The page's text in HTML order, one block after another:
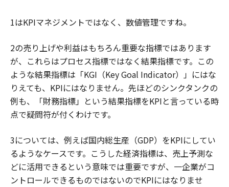
1はKPIマネジメントではなく、数値管理ですね。
2の売り上げや利益はもちろん重要な指標ではあります
が、これらはプロセス指標ではなく結果指標です。この
ような結果指標は「KGI（Key Goal Indicator）」にはな
りえても、KPIにはなりません。先ほどのシンクタンクの
例も、「財務指標」という結果指標をKPIと言っている時
点で疑問符が付くわけです。
3については、例えば国内総生産（GDP）をKPIにしてい
るようなケースです。こうした経済指標は、売上予測な
どに活用できるという意味では重要ですが、一企業がコ
ントロールできるものではないのでKPIにはなりませ